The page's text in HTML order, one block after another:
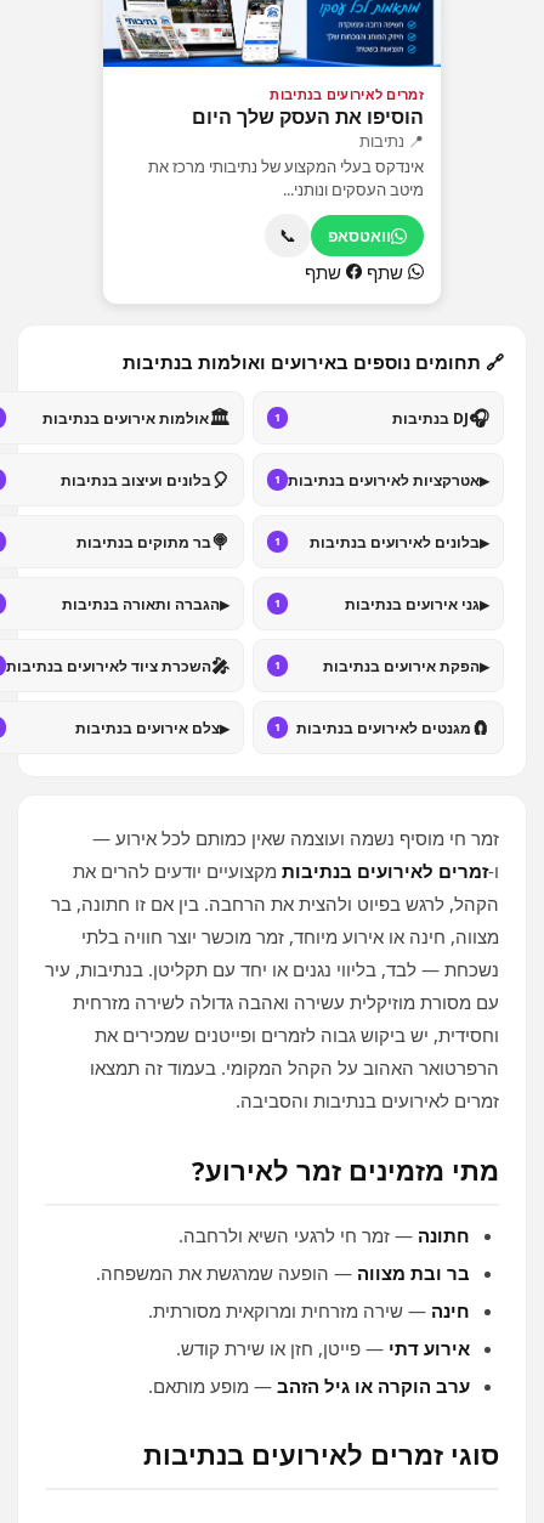
זמרים לאירועים בנתיבות
הוסיפו את העסק שלך היום
📍 נתיבות
אינדקס בעלי המקצוע של נתיבותי מרכז את
מיטב העסקים ונותני...
וואטסאפ 📞
שתף שתף
🔗 תחומים נוספים באירועים ואולמות בנתיבות
🎧DJ בנתיבות 1
🏛️אולמות אירועים בנתיבות
▸אטרקציות לאירועים בנתיבות 1
🎈בלונים ועיצוב בנתיבות
▸בלונים לאירועים בנתיבות 1
🍭בר מתוקים בנתיבות
▸גני אירועים בנתיבות 1
▸הגברה ותאורה בנתיבות
▸הפקת אירועים בנתיבות 1
🎤השכרת ציוד לאירועים בנתיבות
🧲מגנטים לאירועים בנתיבות 1
▸צלם אירועים בנתיבות
זמר חי מוסיף נשמה ועוצמה שאין כמותם לכל אירוע —
ו‑זמרים לאירועים בנתיבות מקצועיים יודעים להרים את
הקהל, לרגש בפיוט ולהצית את הרחבה. בין אם זו חתונה, בר
מצווה, חינה או אירוע מיוחד, זמר מוכשר יוצר חוויה בלתי
נשכחת — לבד, בליווי נגנים או יחד עם תקליטן. בנתיבות, עיר
עם מסורת מוזיקלית עשירה ואהבה גדולה לשירה מזרחית
וחסידית, יש ביקוש גבוה לזמרים ופייטנים שמכירים את
הרפרטואר האהוב על הקהל המקומי. בעמוד זה תמצאו
זמרים לאירועים בנתיבות והסביבה.
מתי מזמינים זמר לאירוע?
חתונה — זמר חי לרגעי השיא ולרחבה.
בר ובת מצווה — הופעה שמרגשת את המשפחה.
חינה — שירה מזרחית ומרוקאית מסורתית.
אירוע דתי — פייטן, חזן או שירת קודש.
ערב הוקרה או גיל הזהב — מופע מותאם.
סוגי זמרים לאירועים בנתיבות